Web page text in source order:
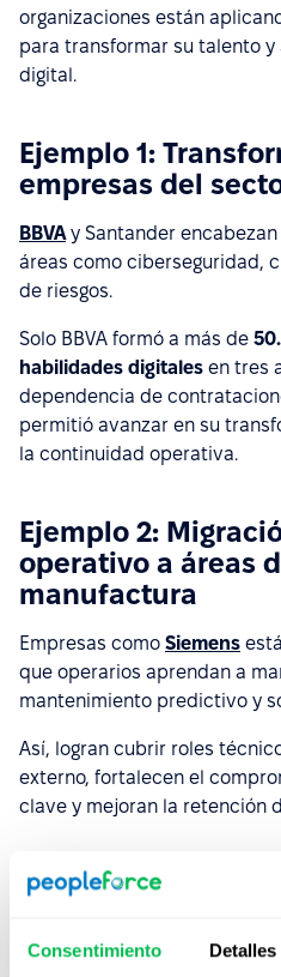
Consentimiento Detalles
organizaciones están
para transformar su talento
digital.
Ejemplo 1:
empresas del
BBVA y Santander
áreas como ciberseguridad,
de riesgos.
Solo BBVA formó a más de
habilidades digitales en tres
dependencia de
permitió avanzar en su
la continuidad operativa.
Ejemplo 2:
operativo a áreas
manufactura
Empresas como Siemens
que operarios aprendan a
mantenimiento predictivo y
Así, logran cubrir roles
externo, fortalecen el
clave y mejoran la retención
¿Cómo puede
de desarrollo